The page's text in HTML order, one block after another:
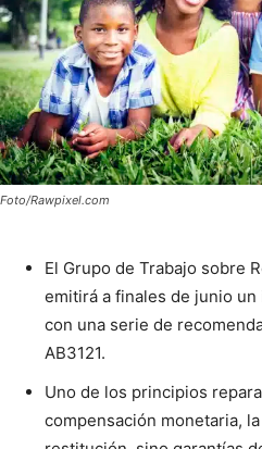
Foto/Rawpixel.com
El Grupo de Trabajo sobre
emitirá a finales de junio
con una serie de
AB3121.
Uno de los principios
compensación monetaria,